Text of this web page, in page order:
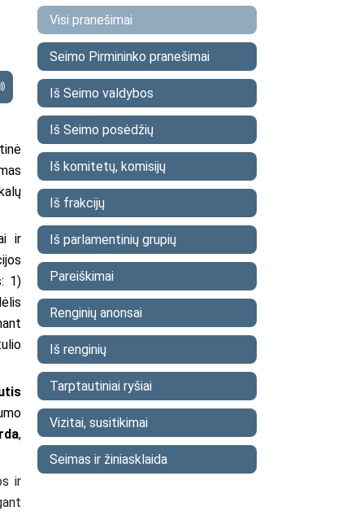
ir
1)
,
ir
Visi pranešimai
Seimo Pirmininko pranešimai
Iš Seimo valdybos
Iš Seimo posėdžių
Iš komitetų, komisijų
Iš frakcijų
Iš parlamentinių grupių
Pareiškimai
Renginių anonsai
Iš renginių
Tarptautiniai ryšiai
Vizitai, susitikimai
Seimas ir žiniasklaida